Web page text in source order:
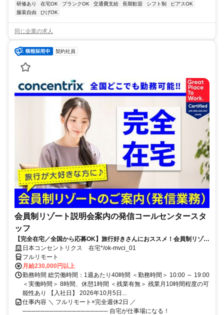
研修あり
在宅OK ブランクOK 交通費支給 長期歓迎 シフト制
ピアスOK
服装自由
ひげOK
同じ企業の求人
契約社員
会員制リゾート説明会案内の発信コールセンタースタ
ッフ
【完全在宅／全国から応募OK】旅行好きさんにおススメ！会員制リゾー
トのご案内×テレワーク・リモートワーク◎月収34万円以上も可能！
日本コンセントリクス 在宅*/ok-mvci_01
フルリモート
月給230,000円以上
勤務時間 総労働時間：1週あたり40時間 ＜勤務時間＞ 10:00 ～ 19:00
＜実働時間＞ 8時間、休憩1時間 ＜残業有無＞ 残業月10時間程度の可
能性あり 【入社日】 2026年10月5日...
仕事内容 ＼ フルリモート×完全週休2日 ／
─────────────────── 自宅が仕事場になる！